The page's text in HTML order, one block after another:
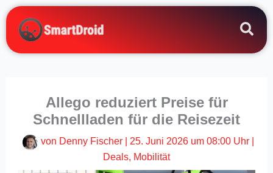
Zum
Inhalt
springen
Allego reduziert Preise für
Schnellladen für die Reisezeit
von Denny Fischer 25. Juni 2026 um 08:00 Uhr|
Deals, Mobilität